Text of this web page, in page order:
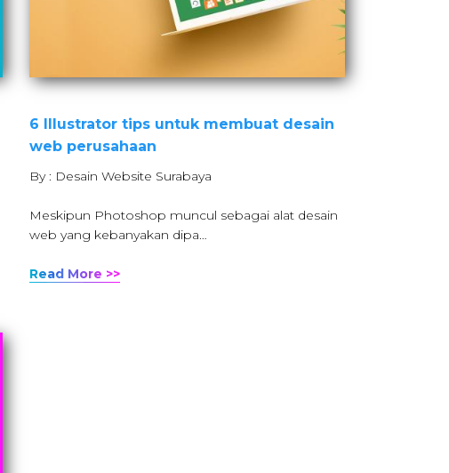
6 Illustrator tips untuk membuat desain
web perusahaan
By : Desain Website Surabaya
Meskipun Photoshop muncul sebagai alat desain
web yang kebanyakan dipa…
Read More >>